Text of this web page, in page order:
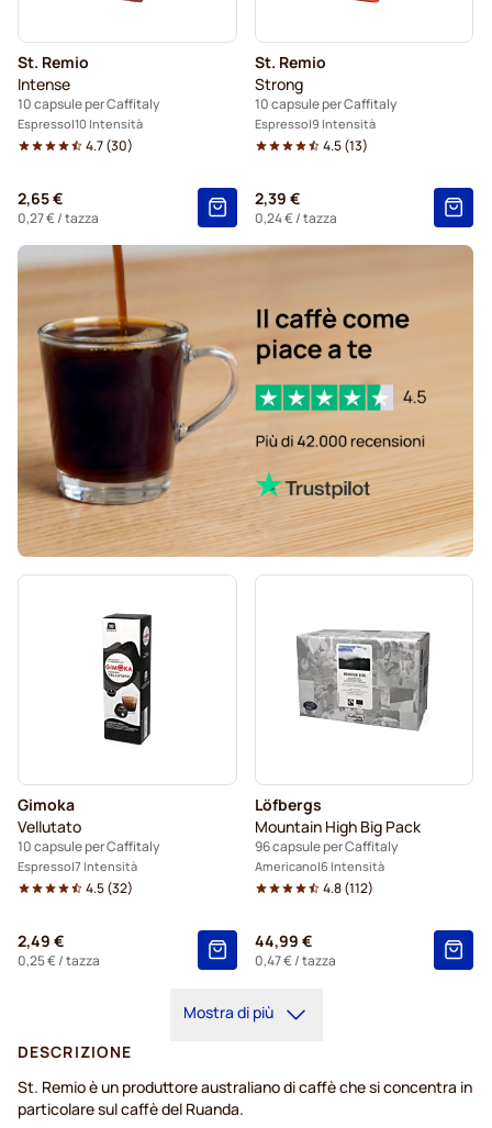
St. Remio
Intense
10 capsule per Caffitaly
Espresso 10 Intensità
4.7(30)
2,65 €
0,27 €/ tazza
St. Remio
Strong
10 capsule per Caffitaly
Espresso 9 Intensità
4.5(13)
2,39 €
0,24 €/ tazza
Gimoka
Vellutato
10 capsule per Caffitaly
Espresso 7 Intensità
4.5(32)
2,49 €
0,25 €/ tazza
Löfbergs
Mountain High Big Pack
96 capsule per Caffitaly
Americano 6 Intensità
4.8(112)
44,99 €
0,47 €/ tazza
Mostra di più
DESCRIZIONE
St. Remio è un produttore australiano di caffè che si concentra in
particolare sul caffè del Ruanda.